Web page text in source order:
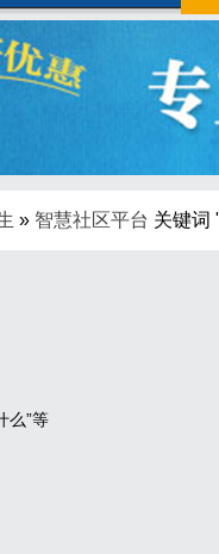
» 智慧社区平台 关键词
么”等